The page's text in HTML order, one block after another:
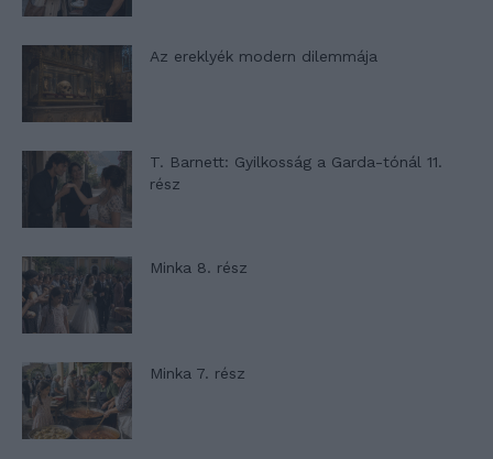
Az ereklyék modern dilemmája
T. Barnett: Gyilkosság a Garda-tónál 11.
rész
Minka 8. rész
Minka 7. rész